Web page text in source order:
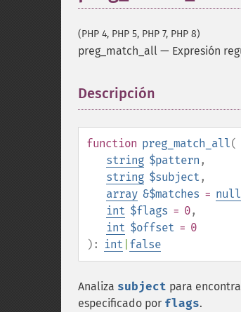
(PHP 4, PHP 5, PHP 7, PHP 8)
preg_match_all — Expresión
Descripción
function preg_match_all(
string $pattern ,
string $subject ,
array &$matches = null
int $flags = 0,
int $offset = 0
):
int false
Analiza subject para
especificado por flags.